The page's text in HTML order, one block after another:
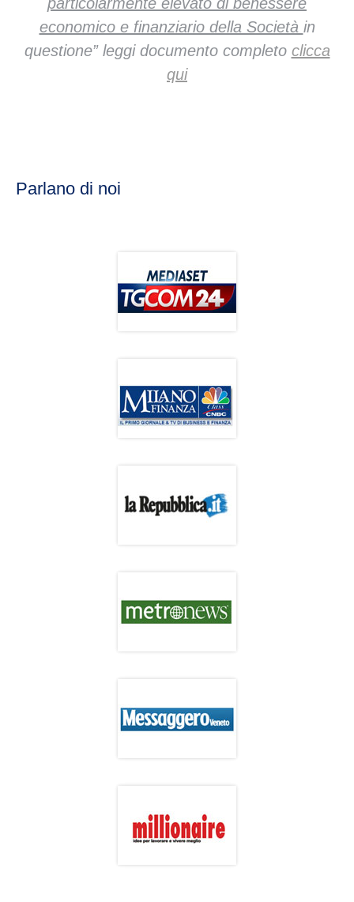
economico e finanziario della Società in
questione” leggi documento completo clicca
qui
Parlano di noi